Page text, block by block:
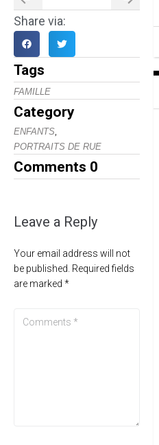
Share via:
Tags
FAMILLE
Category
ENFANTS
PORTRAITS DE RUE
Comments 0
Leave a Reply
Your email address will not
be published. Required fields
are marked *